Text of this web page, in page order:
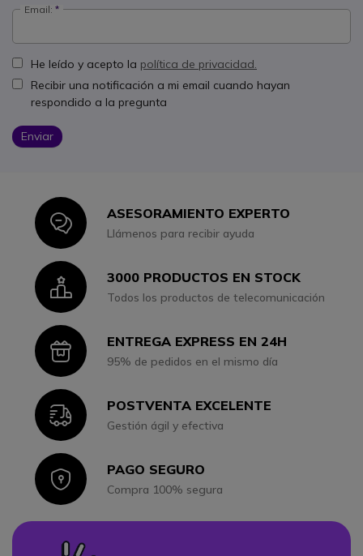
Email:
He leído y acepto la política de privacidad.
Recibir una notificación a mi email cuando hayan
respondido a la pregunta
Enviar
IconASESORAMIENTO EXPERTO
Llámenos para recibir ayuda
Icon3000 PRODUCTOS EN STOCK
Todos los productos de telecomunicación
IconENTREGA EXPRESS EN 24H
95% de pedidos en el mismo día
IconPOSTVENTA EXCELENTE
Gestión ágil y efectiva
IconPAGO SEGURO
Compra 100% segura